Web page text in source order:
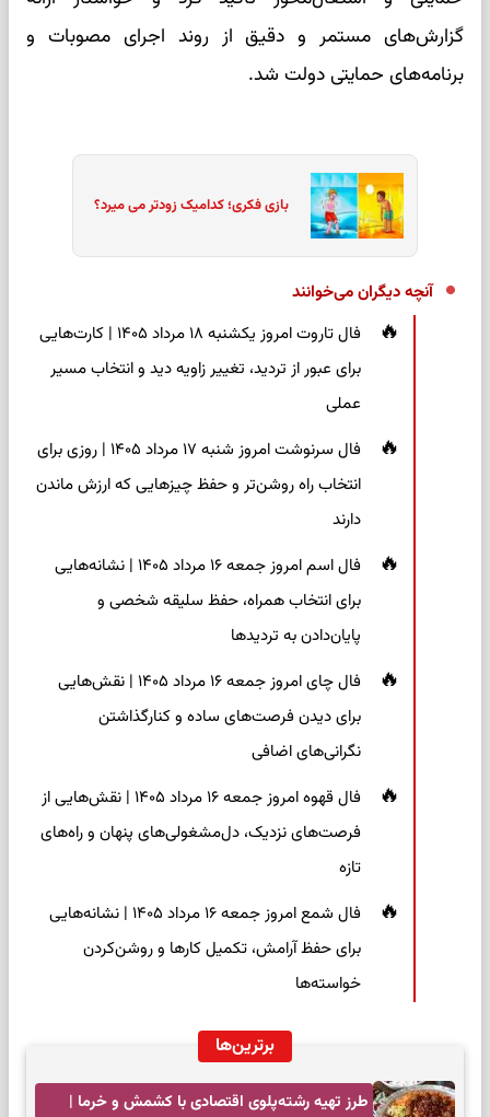
گزارش‌های مستمر و دقیق از روند اجرای مصوبات و
برنامه‌های حمایتی دولت شد.
بازی فکری؛ کدامیک زودتر می میرد؟
آنچه دیگران می‌خوانند
فال تاروت امروز یکشنبه ۱۸ مرداد ۱۴۰۵ | کارت‌هایی
برای عبور از تردید، تغییر زاویه دید و انتخاب مسیر
عملی
فال سرنوشت امروز شنبه ۱۷ مرداد ۱۴۰۵ | روزی برای
انتخاب راه روشن‌تر و حفظ چیزهایی که ارزش ماندن
دارند
فال اسم امروز جمعه ۱۶ مرداد ۱۴۰۵ | نشانه‌هایی
برای انتخاب همراه، حفظ سلیقه شخصی و
پایان‌دادن به تردیدها
فال چای امروز جمعه ۱۶ مرداد ۱۴۰۵ | نقش‌هایی
برای دیدن فرصت‌های ساده و کنارگذاشتن
نگرانی‌های اضافی
فال قهوه امروز جمعه ۱۶ مرداد ۱۴۰۵ | نقش‌هایی از
فرصت‌های نزدیک، دل‌مشغولی‌های پنهان و راه‌های
تازه
فال شمع امروز جمعه ۱۶ مرداد ۱۴۰۵ | نشانه‌هایی
برای حفظ آرامش، تکمیل کارها و روشن‌کردن
خواسته‌ها
برترین‌ها
طرز تهیه رشته‌پلوی اقتصادی با کشمش و خرما |